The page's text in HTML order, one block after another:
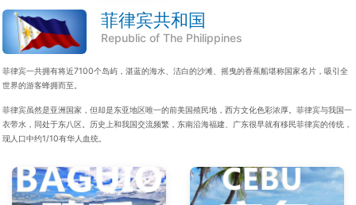
菲律宾共和国
Republic of The Philippines
菲律宾一共拥有将近7100个岛屿，湛蓝的海水、洁白的沙滩、摇曳的香蕉船堪称国家名片，吸引全
世界的游客蜂拥而至。
菲律宾虽然是亚洲国家，但却是东亚地区唯一的前美国殖民地，西方文化色彩浓厚。菲律宾与我国一
衣带水，同处于东八区。历史上和我国交流频繁，东南沿海福建、广东很早就有移民菲律宾的传统，
现人口中约1/10有华人血统。